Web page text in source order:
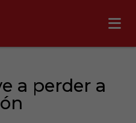
a perder a